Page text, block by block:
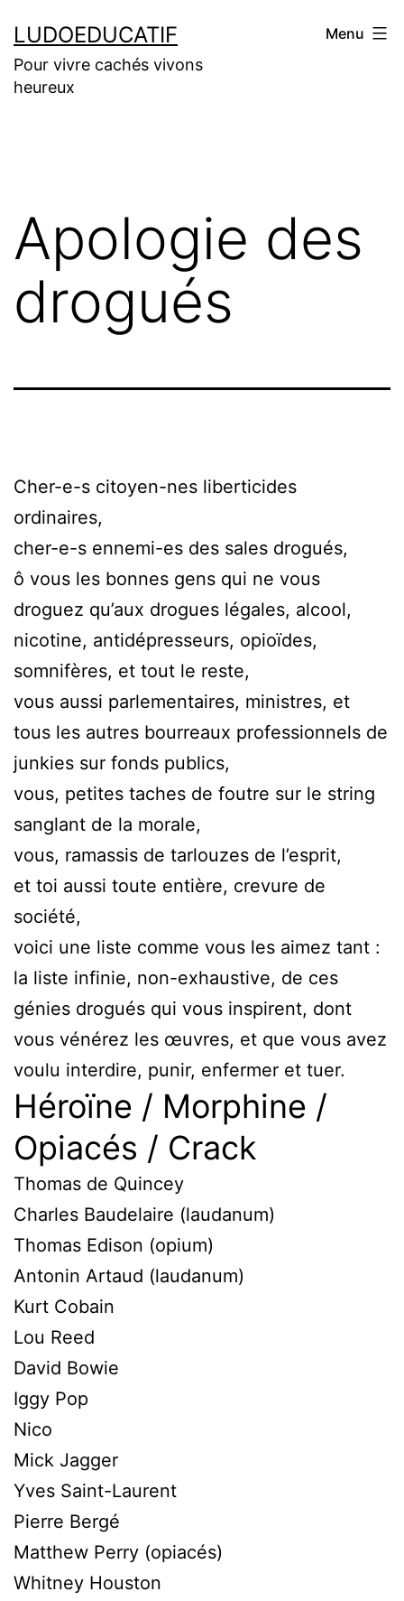
au
contenu
LUDOEDUCATIF
Pour vivre cachés vivons
heureux
Menu
Apologie des
drogués
Cher-e-s citoyen-nes liberticides
ordinaires,
cher-e-s ennemi-es des sales drogués,
ô vous les bonnes gens qui ne vous
droguez qu’aux drogues légales, alcool,
nicotine, antidépresseurs, opioïdes,
somnifères, et tout le reste,
vous aussi parlementaires, ministres, et
tous les autres bourreaux professionnels de
junkies sur fonds publics,
vous, petites taches de foutre sur le string
sanglant de la morale,
vous, ramassis de tarlouzes de l’esprit,
et toi aussi toute entière, crevure de
société,
voici une liste comme vous les aimez tant :
la liste infinie, non-exhaustive, de ces
génies drogués qui vous inspirent, dont
vous vénérez les œuvres, et que vous avez
voulu interdire, punir, enfermer et tuer.
Héroïne / Morphine /
Opiacés / Crack
Thomas de Quincey
Charles Baudelaire (laudanum)
Thomas Edison (opium)
Antonin Artaud (laudanum)
Kurt Cobain
Lou Reed
David Bowie
Iggy Pop
Nico
Mick Jagger
Yves Saint-Laurent
Pierre Bergé
Matthew Perry (opiacés)
Whitney Houston